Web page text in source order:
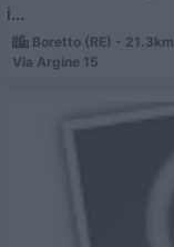
i...
Boretto (RE) - 21.3km
Via Argine 15